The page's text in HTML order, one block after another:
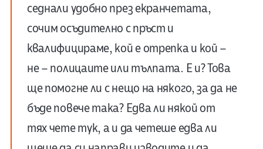
седнали удобно през екранчетата,
сочим осъдително с пръст и
квалифицираме, кой е отрепка и кой –
не – полицаите или тълпата. Е и? Това
ще помогне ли с нещо на някого, за да не
бъде повече така? Едва ли някой от
тях чете тук, а и да четеше едва ли